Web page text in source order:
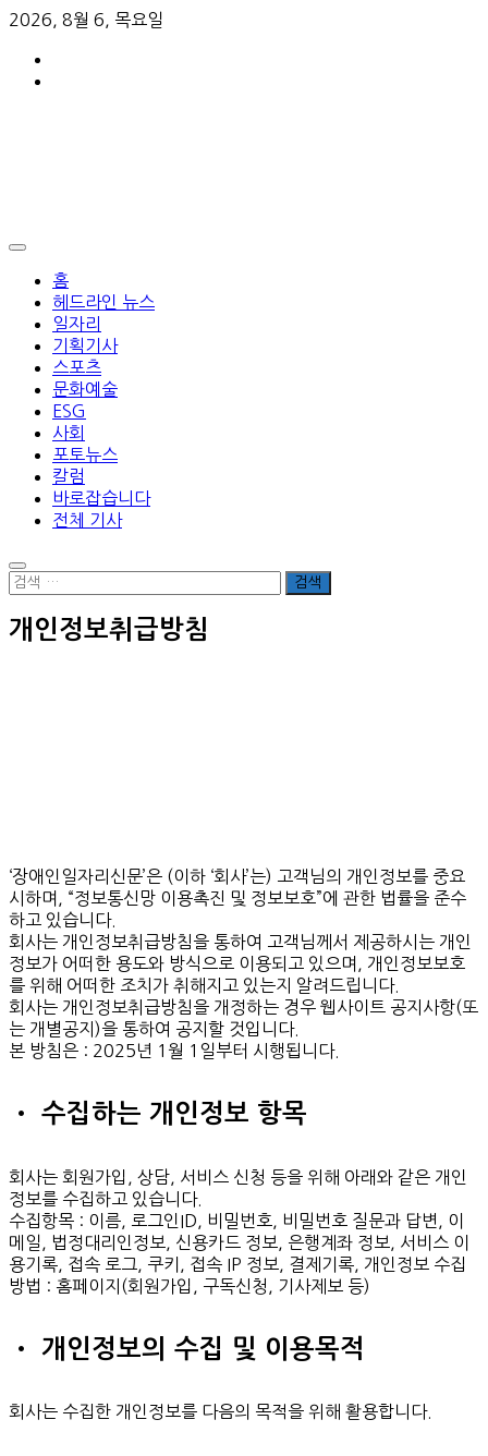
2026, 8월 6, 목요일
홈
헤드라인 뉴스
일자리
기획기사
스포츠
문화예술
ESG
사회
포토뉴스
칼럼
바로잡습니다
전체 기사
개인정보취급방침
‘장애인일자리신문’은 (이하 ‘회사’는) 고객님의 개인정보를 중요
시하며, “정보통신망 이용촉진 및 정보보호”에 관한 법률을 준수
하고 있습니다.
회사는 개인정보취급방침을 통하여 고객님께서 제공하시는 개인
정보가 어떠한 용도와 방식으로 이용되고 있으며, 개인정보보호
를 위해 어떠한 조치가 취해지고 있는지 알려드립니다.
회사는 개인정보취급방침을 개정하는 경우 웹사이트 공지사항(또
는 개별공지)을 통하여 공지할 것입니다.
본 방침은 : 2025년 1월 1일부터 시행됩니다.
• 수집하는 개인정보 항목
회사는 회원가입, 상담, 서비스 신청 등을 위해 아래와 같은 개인
정보를 수집하고 있습니다.
수집항목 : 이름, 로그인ID, 비밀번호, 비밀번호 질문과 답변, 이
메일, 법정대리인정보, 신용카드 정보, 은행계좌 정보, 서비스 이
용기록, 접속 로그, 쿠키, 접속 IP 정보, 결제기록, 개인정보 수집
방법 : 홈페이지(회원가입, 구독신청, 기사제보 등)
• 개인정보의 수집 및 이용목적
회사는 수집한 개인정보를 다음의 목적을 위해 활용합니다.